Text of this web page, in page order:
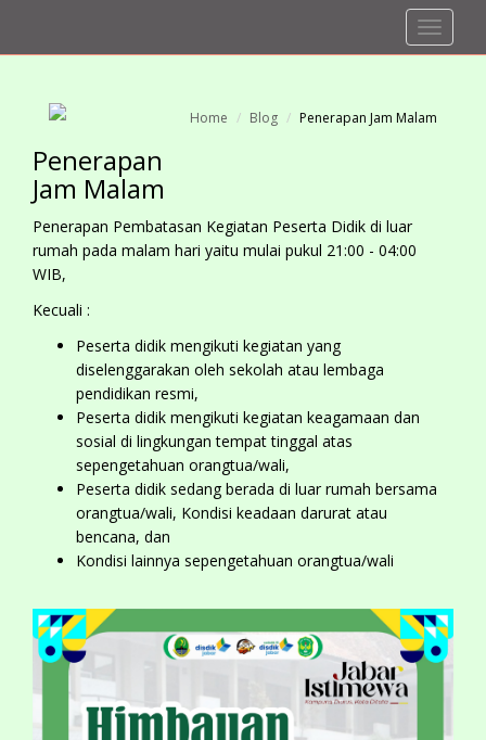
Toggle
Home Blog Penerapan Jam Malam
Penerapan
Jam Malam
Penerapan Pembatasan Kegiatan Peserta Didik di luar
rumah pada malam hari yaitu mulai pukul 21:00 - 04:00
WIB,
Kecuali :
Peserta didik mengikuti kegiatan yang
diselenggarakan oleh sekolah atau lembaga
pendidikan resmi,
Peserta didik mengikuti kegiatan keagamaan dan
sosial di lingkungan tempat tinggal atas
sepengetahuan orangtua/wali,
Peserta didik sedang berada di luar rumah bersama
orangtua/wali, Kondisi keadaan darurat atau
bencana, dan
Kondisi lainnya sepengetahuan orangtua/wali